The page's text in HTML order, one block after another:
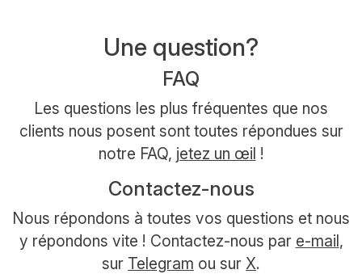
Une question?
FAQ
Les questions les plus fréquentes que nos
clients nous posent sont toutes répondues sur
notre FAQ, jetez un œil !
Contactez-nous
Nous répondons à toutes vos questions et nous
y répondons vite ! Contactez-nous par e-mail,
sur Telegram ou sur X.